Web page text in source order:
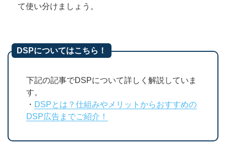
て使い分けましょう。
DSPについてはこちら！
下記の記事でDSPについて詳しく解説していま
す。
・ DSPとは？仕組みやメリットからおすすめの
DSP広告までご紹介！